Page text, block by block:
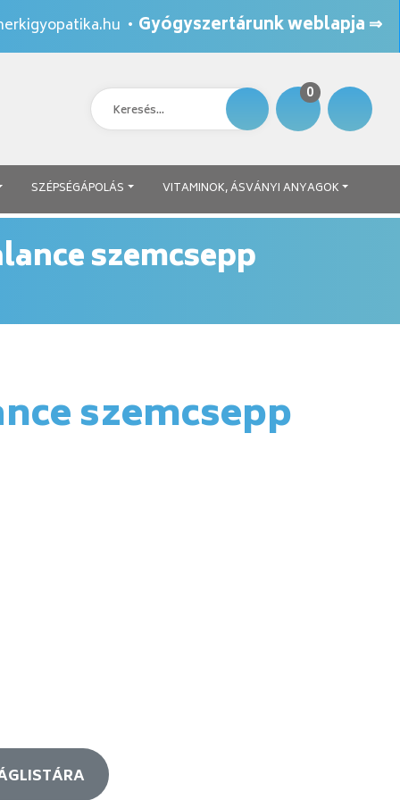
• Gyógyszertárunk weblapja ⇒
0
SZÉPSÉGÁPOLÁS VITAMINOK, ÁSVÁNYI ANYAGOK
szemcsepp
szemcsepp